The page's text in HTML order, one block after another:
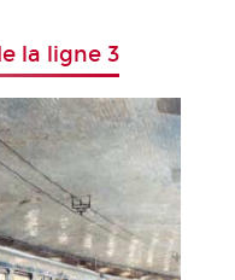
la ligne 3